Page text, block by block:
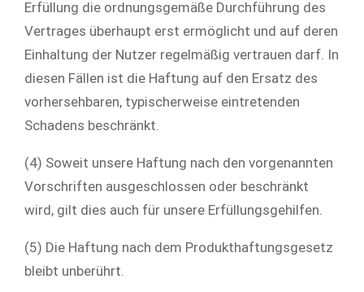
Erfüllung die ordnungsgemäße Durchführung des
Vertrages überhaupt erst ermöglicht und auf deren
Einhaltung der Nutzer regelmäßig vertrauen darf. In
diesen Fällen ist die Haftung auf den Ersatz des
vorhersehbaren, typischerweise eintretenden
Schadens beschränkt.
(4) Soweit unsere Haftung nach den vorgenannten
Vorschriften ausgeschlossen oder beschränkt
wird, gilt dies auch für unsere Erfüllungsgehilfen.
(5) Die Haftung nach dem Produkthaftungsgesetz
bleibt unberührt.